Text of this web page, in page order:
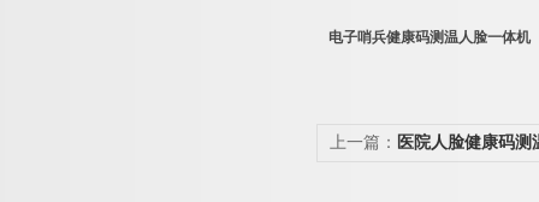
电子哨兵健康码测温人脸一体机
上一篇： 医院人脸健康码测